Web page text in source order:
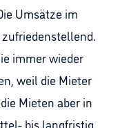
Umsätze im
immer wieder
weil die Mieter
Mieten aber in
bis langfristig